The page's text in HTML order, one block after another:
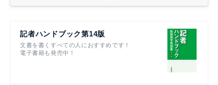
記者ハンドブック第14版
文書を書くすべての人におすすめです！
電子書籍も発売中！